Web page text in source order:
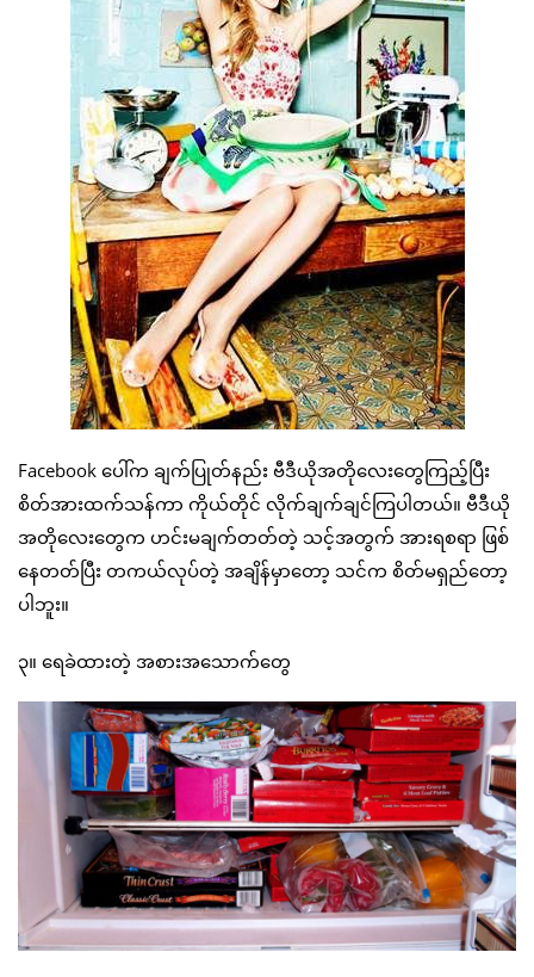
Facebook ပေါ်က ချက်ပြုတ်နည်း ဗီဒီယိုအတိုလေးတွေကြည့်ပြီး
စိတ်အားထက်သန်ကာ ကိုယ်တိုင် လိုက်ချက်ချင်ကြပါတယ်။ ဗီဒီယို
အတိုလေးတွေက ဟင်းမချက်တတ်တဲ့ သင့်အတွက် အားရစရာ ဖြစ်
နေတတ်ပြီး တကယ်လုပ်တဲ့ အချိန်မှာတော့ သင်က စိတ်မရှည်တော့
ပါဘူး။
၃။ ရေခဲထားတဲ့ အစားအသောက်တွေ